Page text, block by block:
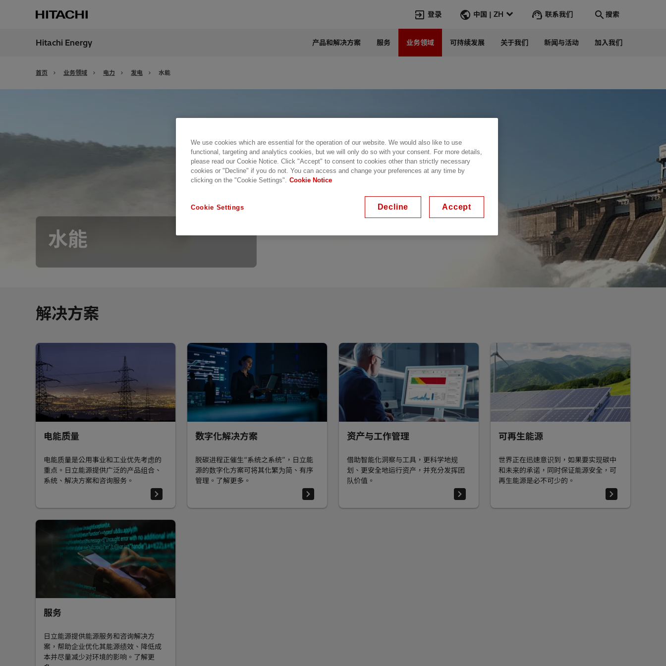
登录 中国 | ZH 联系我们 搜索
联系我们
Lumada
热招职位
联系我们
Hitachi Energy 产品和解决方案 服务 业务领域 可持续发展 关于我们 新闻与活动 加入我们
首页 业务领域 电力 发电 水能
水能
解决方案
电能质量
电能质量是公用事业和工业优先考虑的
重点。日立能源提供广泛的产品组合、
系统、解决方案和咨询服务。
数字化解决方案
脱碳进程正催生“系统之系统”，日立能
源的数字化方案可将其化繁为简、有序
管理。了解更多。
资产与工作管理
借助智能化洞察与工具，更科学地规
划、更安全地运行资产，并充分发挥团
队价值。
可再生能源
世界正在迅速意识到，如果要实现碳中
和未来的承诺，同时保证能源安全，可
再生能源是必不可少的。
服务
日立能源提供能源服务和咨询解决方
案，帮助企业优化其能源绩效、降低成
本并尽量减少对环境的影响。了解更
We use cookies which are essential for the operation of our website. We would also like to use
functional, targeting and analytics cookies, but we will only do so with your consent. For more details,
please read our Cookie Notice. Click "Accept" to consent to cookies other than strictly necessary
cookies or "Decline" if you do not. You can access and change your preferences at any time by
clicking on the "Cookie Settings".
Cookie Notice
Cookie Settings Decline Accept